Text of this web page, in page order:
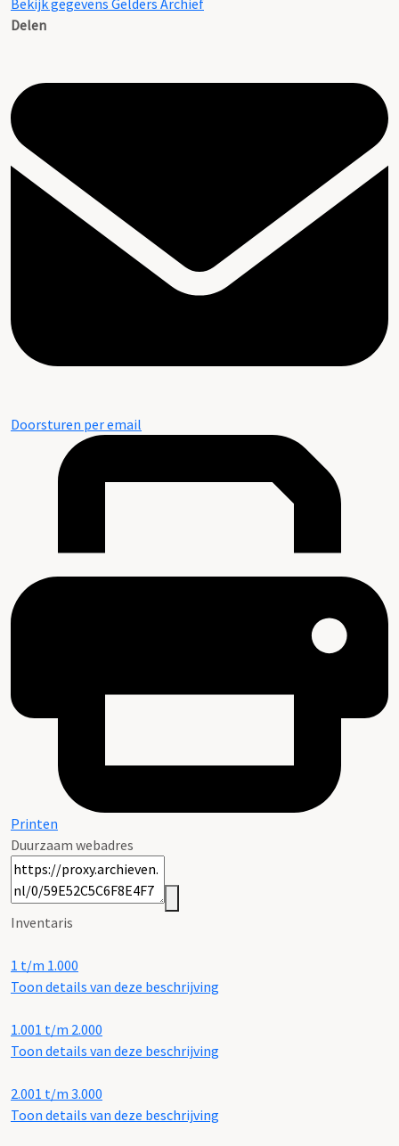
Bekijk gegevens Gelders Archief
Delen
Doorsturen per email
Printen
Duurzaam webadres
Inventaris
1 t/m 1.000
Toon details van deze beschrijving
1.001 t/m 2.000
Toon details van deze beschrijving
2.001 t/m 3.000
Toon details van deze beschrijving